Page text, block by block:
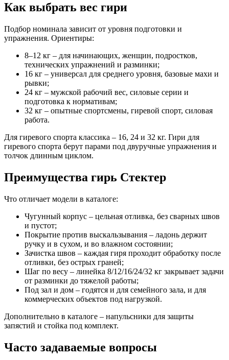
Как выбрать вес гири
Подбор номинала зависит от уровня подготовки и
упражнения. Ориентиры:
8–12 кг – для начинающих, женщин, подростков,
технических упражнений и разминки;
16 кг – универсал для среднего уровня, базовые махи и
рывки;
24 кг – мужской рабочий вес, силовые серии и
подготовка к нормативам;
32 кг – опытные спортсмены, гиревой спорт, силовая
работа.
Для гиревого спорта классика – 16, 24 и 32 кг. Гири для
гиревого спорта берут парами под двуручные упражнения и
толчок длинным циклом.
Преимущества гирь Стектер
Что отличает модели в каталоге:
Чугунный корпус – цельная отливка, без сварных швов
и пустот;
Покрытие против выскальзывания – ладонь держит
ручку и в сухом, и во влажном состоянии;
Зачистка швов – каждая гиря проходит обработку после
отливки, без острых граней;
Шаг по весу – линейка 8/12/16/24/32 кг закрывает задачи
от разминки до тяжелой работы;
Под зал и дом – годятся и для семейного зала, и для
коммерческих объектов под нагрузкой.
Дополнительно в каталоге – напульсники для защиты
запястий и стойка под комплект.
Часто задаваемые вопросы